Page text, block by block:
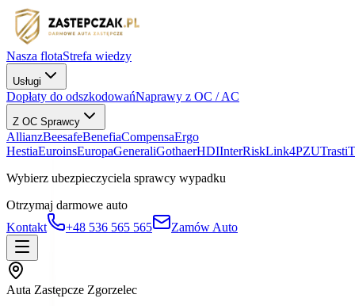
Nasza flotaStrefa wiedzy
Usługi
Dopłaty do odszkodowańNaprawy z OC / AC
Z OC Sprawcy
AllianzBeesafeBenefiaCompensaErgo
HestiaEuroinsEuropaGeneraliGothaerHDIInterRiskLink4PZUTrasti
Wybierz ubezpieczyciela sprawcy wypadku
Otrzymaj darmowe auto
Kontakt
+48 536 565 565 Zamów Auto
Auta Zastępcze Zgorzelec